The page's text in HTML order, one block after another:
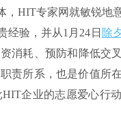
HIT专家网就敏锐地
经验，并从1月24日 除
消耗、预防和降低交
责所系，也是价值所
HIT企业的志愿爱心行